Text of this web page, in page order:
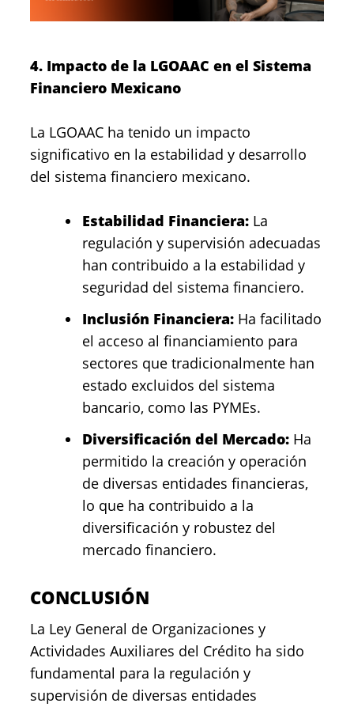
4. Impacto de la LGOAAC en el Sistema
Financiero Mexicano
La LGOAAC ha tenido un impacto
significativo en la estabilidad y desarrollo
del sistema financiero mexicano.
Estabilidad Financiera: La
regulación y supervisión adecuadas
han contribuido a la estabilidad y
seguridad del sistema financiero.
Inclusión Financiera: Ha facilitado
el acceso al financiamiento para
sectores que tradicionalmente han
estado excluidos del sistema
bancario, como las PYMEs.
Diversificación del Mercado: Ha
permitido la creación y operación
de diversas entidades financieras,
lo que ha contribuido a la
diversificación y robustez del
mercado financiero.
CONCLUSIÓN
La Ley General de Organizaciones y
Actividades Auxiliares del Crédito ha sido
fundamental para la regulación y
supervisión de diversas entidades